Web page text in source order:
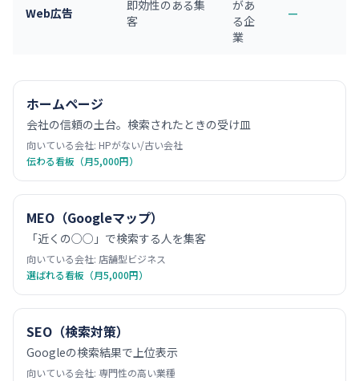
Web広告
即効性のある集
客
があ
る企
業
—
ホームページ
会社の信頼の土台。検索されたときの受け皿
向いている会社: HPがない/古い会社
伝わる看板（月5,000円）
MEO（Googleマップ）
「近くの○○」で検索する人を集客
向いている会社: 店舗型ビジネス
選ばれる看板（月5,000円）
SEO（検索対策）
Googleの検索結果で上位表示
向いている会社: 専門性の高い業種